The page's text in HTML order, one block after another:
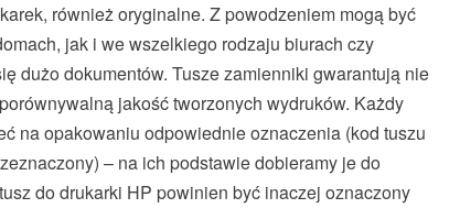
również oryginalne. Z powodzeniem mogą być
jak i we wszelkiego rodzaju biurach czy
dużo dokumentów. Tusze zamienniki gwarantują nie
jakość tworzonych wydruków. Każdy
na opakowaniu odpowiednie oznaczenia (kod tuszu
– na ich podstawie dobieramy je do
do drukarki HP powinien być inaczej oznaczony